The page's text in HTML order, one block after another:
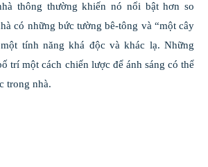
thông thường khiến nó nổi bật hơn so
có những bức tường bê-tông và “một cây
tính năng khá độc và khác lạ. Những
trí một cách chiến lược để ánh sáng có thể
trong nhà.